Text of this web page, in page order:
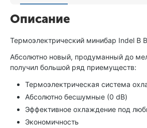
Описание
Термоэлектрический минибар Indel B
Абсолютно новый, продуманный до
получил большой ряд приемуществ:
Термоэлектрическая система
Абсолютно бесшумные (0 dB)
Эффективное охлаждение под
Экономичность